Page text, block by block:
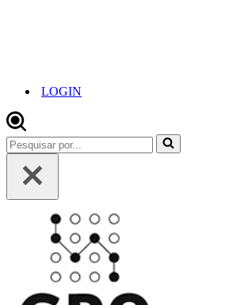
LOGIN
Pesquisar
por...